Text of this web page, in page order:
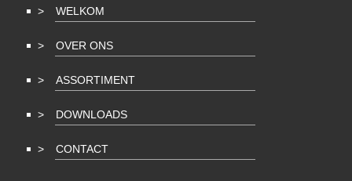
WELKOM
OVER ONS
ASSORTIMENT
DOWNLOADS
CONTACT